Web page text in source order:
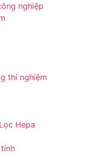
nghiệp
thí nghiệm
Hepa